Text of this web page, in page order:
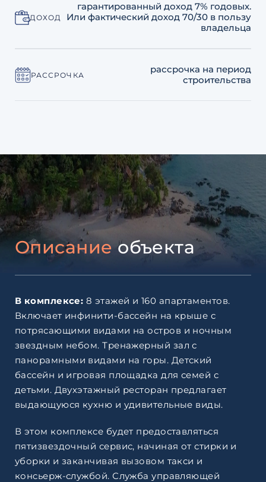
ДОХОД
гарантированный доход 7% годовых.
Или фактический доход 70/30 в пользу
владельца
РАССРОЧКА
рассрочка на период
строительства
Описаниеобъекта
В комплексе: 8 этажей и 160 апартаментов.
Включает инфинити-бассейн на крыше с
потрясающими видами на остров и ночным
звездным небом. Тренажерный зал с
панорамными видами на горы. Детский
бассейн и игровая площадка для семей с
детьми. Двухэтажный ресторан предлагает
выдающуюся кухню и удивительные виды.
В этом комплексе будет предоставляться
пятизвездочный сервис, начиная от стирки и
уборки и заканчивая вызовом такси и
консьерж-службой. Служба управляющей